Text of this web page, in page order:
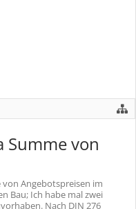
von
Angebotspreisen im
Bau; Ich habe mal zwei
Nach DIN 276